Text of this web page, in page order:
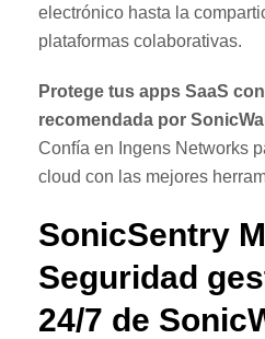
electrónico hasta la
plataformas colaborativas.
Protege tus apps SaaS
recomendada por
Confía en Ingens Networks
cloud con las mejores
SonicSentry
Seguridad
24/7 de